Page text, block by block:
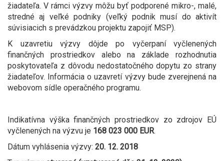
žiadateľa. V rámci výzvy môžu byť podporené mikro-, malé,
stredné aj veľké podniky (veľký podnik musí do aktivít
súvisiacich s prevádzkou projektu zapojiť MSP).
K uzavretiu výzvy dôjde po vyčerpaní vyčlenených
finančných prostriedkov alebo na základe rozhodnutia
poskytovateľa z dôvodu nedostatočného dopytu zo strany
žiadateľov. Informácia o uzavretí výzvy bude zverejnená na
webovom sídle operačného programu.
Indikatívna výška finančných prostriedkov zo zdrojov EÚ
vyčlenených na výzvu je 168 023 000 EUR.
Dátum vyhlásenia výzvy: 20. 12. 2018